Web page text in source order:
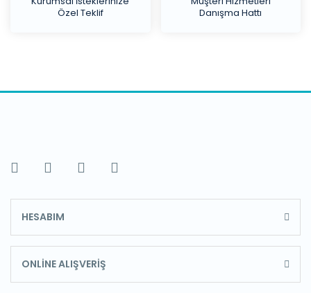
Özel Teklif
Danışma Hattı
HESABIM
ONLİNE ALIŞVERİŞ